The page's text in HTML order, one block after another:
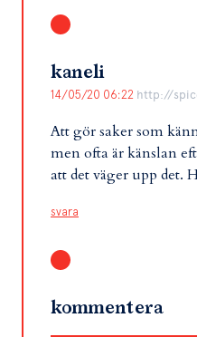
kaneli
14/05/20 06:22 http://
Att gör saker som
men ofta är känslan
att det väger upp det.
svara
kommentera